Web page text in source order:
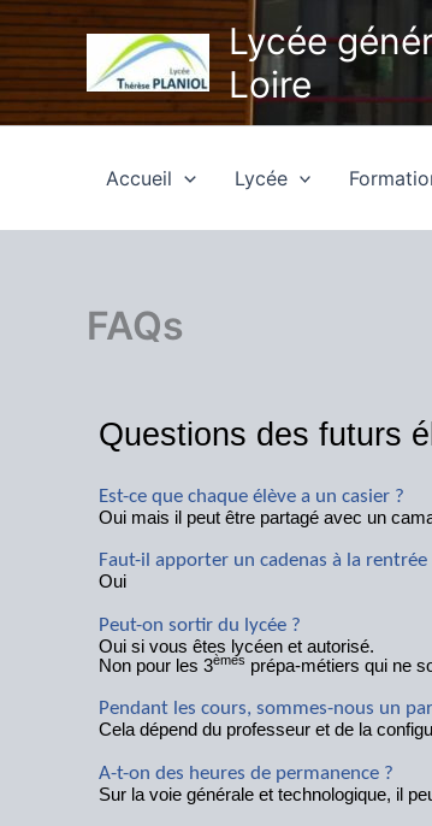
Aller
au
contenu
Lycée
Loire
Accueil Lycée
FAQs
Questions des futurs
Est-ce que chaque élève a un casier ?
Oui mais il peut être partagé avec un
Faut-il apporter un cadenas à la rentrée
Oui
Peut-on sortir du lycée ?
Oui si vous êtes lycéen et autorisé.
Non pour les 3èmes prépa-métiers qui ne
Pendant les cours, sommes-nous un
Cela dépend du professeur et de la
A-t-on des heures de permanence ?
Sur la voie générale et technologique, il